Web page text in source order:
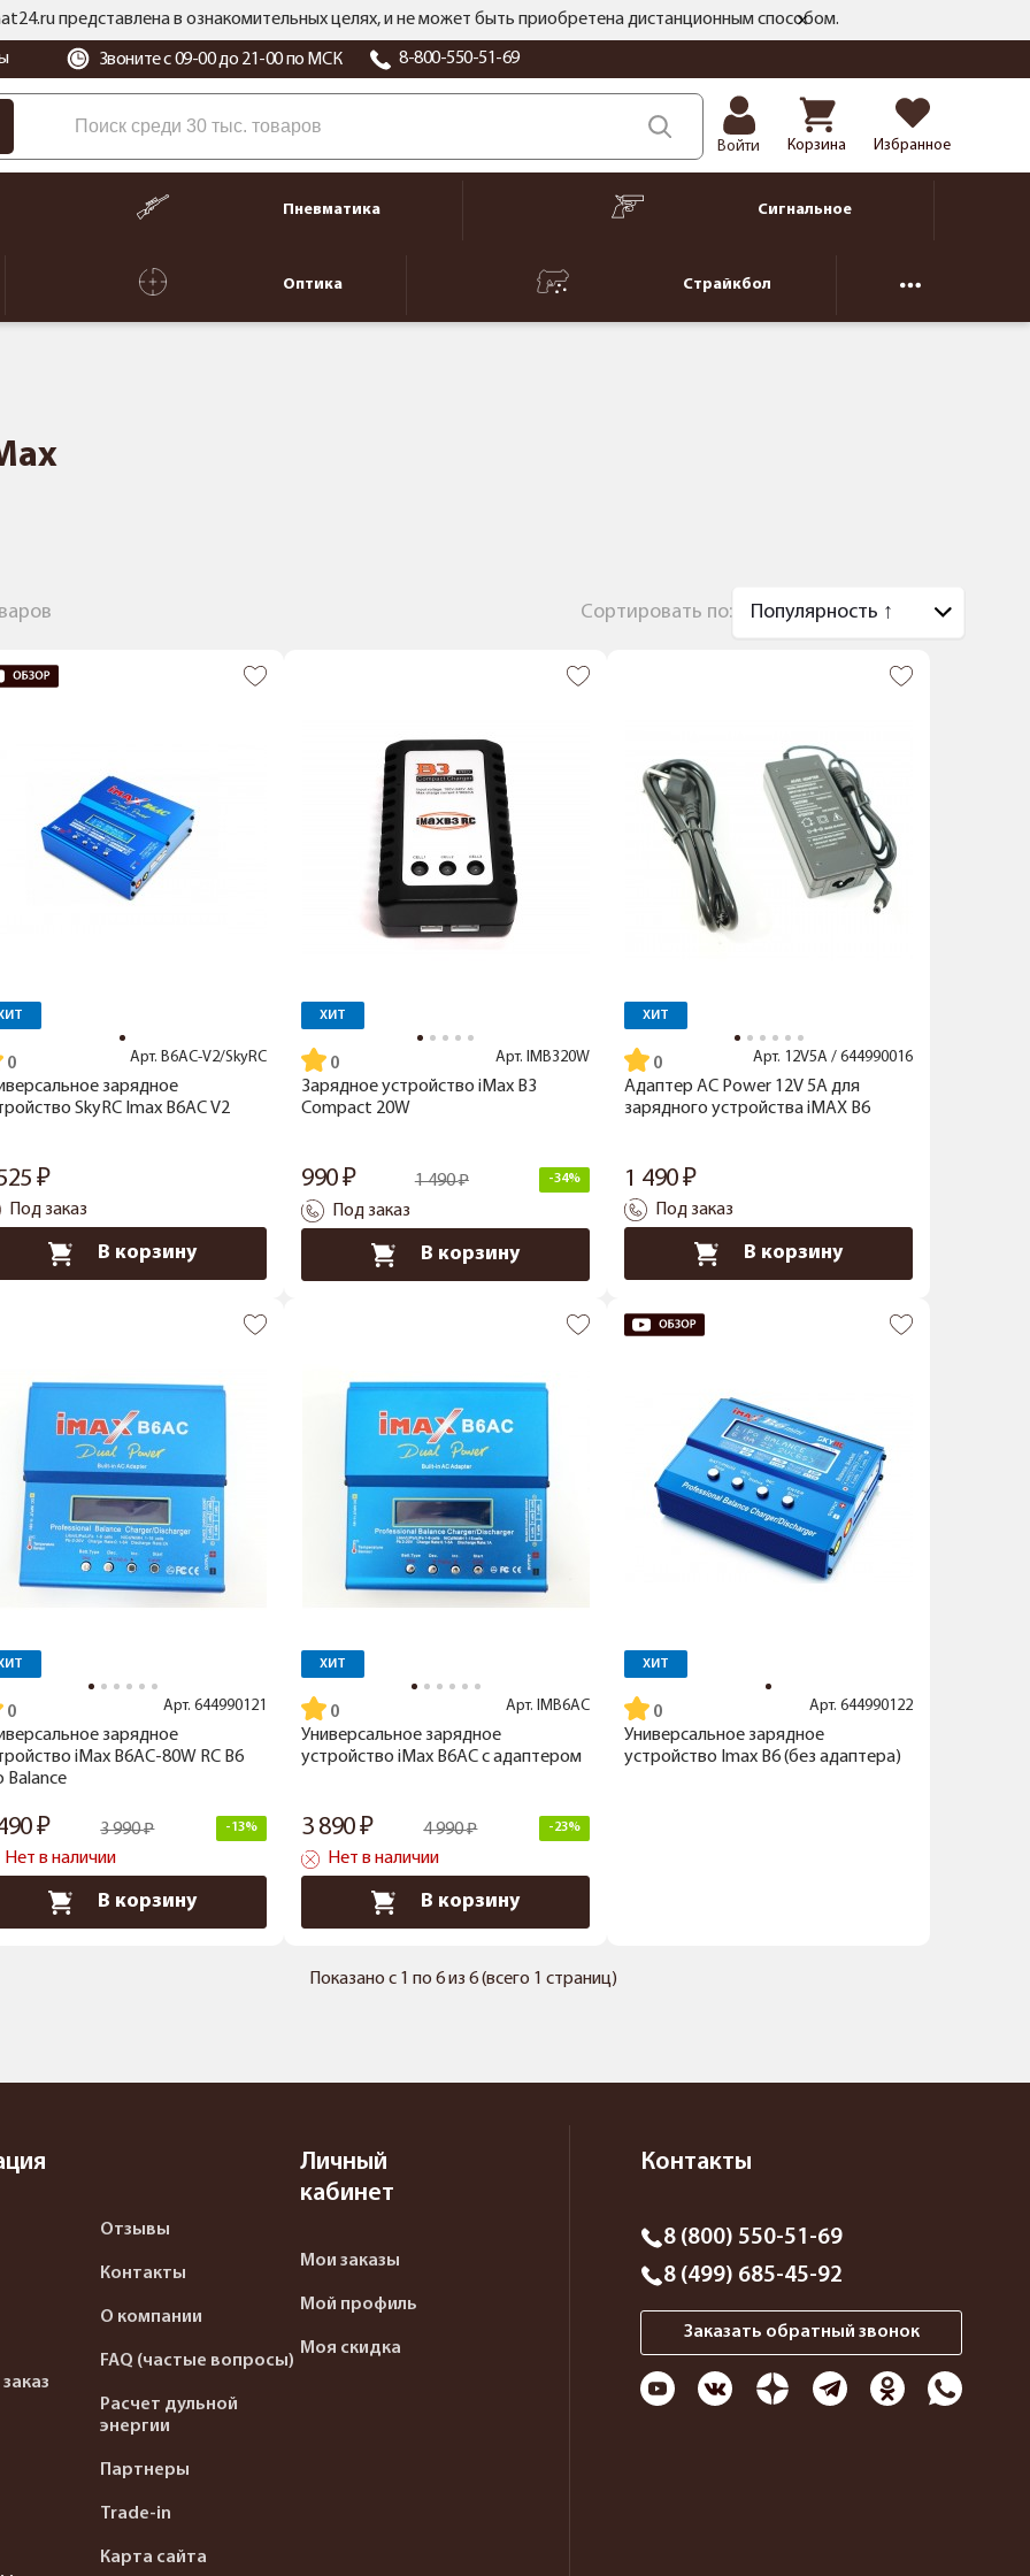
представлена в ознакомительных целях, и не может быть приобретена дистанционным способом.
Звоните с 09-00 до 21-00 по МСК 8-800-550-51-69
Войти Корзина Избранное
Пневматика Сигнальное
Оптика Страйкбол
Сортировать по:
Арт. B6AC-V2/SkyRC
зарядное
SkyRC Imax B6AC V2
Под заказ
В корзину
ХИТ
Арт. IMB320W
Зарядное устройство iMax B3
Compact 20W
990 1 490 -34%
Под заказ
В корзину
ХИТ
Арт. 12V5A / 644990016
Адаптер AC Power 12V 5A для
зарядного устройства iMAX В6
1 490
Под заказ
В корзину
Арт. 644990121
зарядное
iMax B6AC-80W RC B6
Balance
3 990 -13%
Нет в наличии
В корзину
ХИТ
Арт. IMB6AC
Универсальное зарядное
устройство iMax B6AC с адаптером
3 890 4 990 -23%
Нет в наличии
В корзину
ХИТ
Арт. 644990122
Универсальное зарядное
устройство Imax B6 (без адаптера)
Показано с 1 по 6 из 6 (всего 1 страниц)
Отзывы
Контакты
О компании
FAQ (частые вопросы)
Расчет дульной
энергии
Партнеры
Trade-in
Карта сайта
Личный
кабинет
Мои заказы
Мой профиль
Моя скидка
Контакты
8 (800) 550-51-69
8 (499) 685-45-92
Заказать обратный звонок